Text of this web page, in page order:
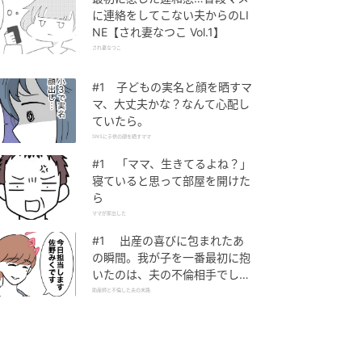
に連絡をしてこない夫からのLI
NE【され妻なつこ Vol.1】
され妻なつこ
#1 子どもの実名と顔を晒すマ
マ、大丈夫かな？なんて心配し
ていたら。
SNSに子供の顔を晒すママ
#1 「ママ、生きてるよね？」
寝ていると思って部屋を開けた
ら
ママが家出した
#1 出産の喜びに包まれたあ
の瞬間。我が子を一番最初に抱
いたのは、夫の不倫相手でし
た。
助産師と不倫した夫の末路